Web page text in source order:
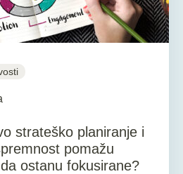
strateško planiranje i
pomažu
ostanu fokusirane?